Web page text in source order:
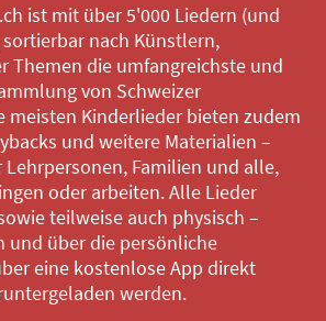
ist mit über 5'000 Liedern (und
nach Künstlern,
Themen die umfangreichste und
von Schweizer
meisten Kinderlieder bieten zudem
und weitere Materialien –
Familien und alle,
oder arbeiten. Alle Lieder
teilweise auch physisch –
und über die persönliche
eine kostenlose App direkt
werden.